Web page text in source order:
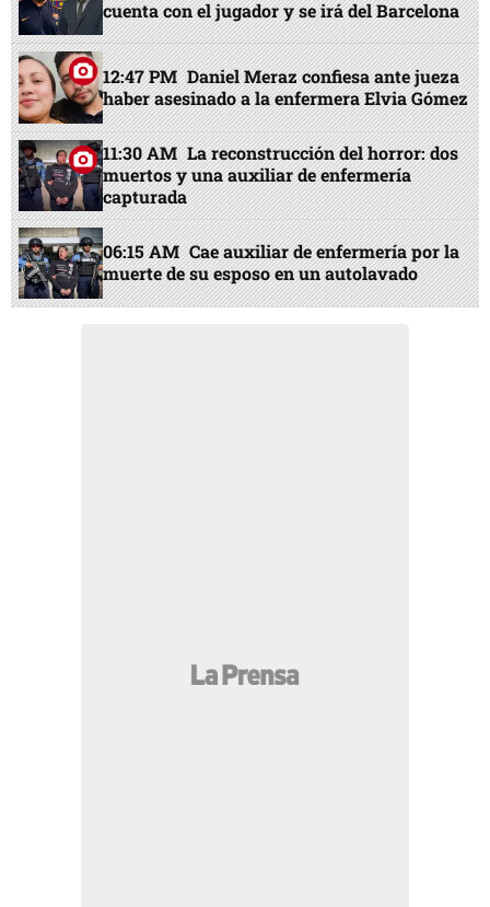
cuenta con el jugador y se irá del Barcelona
12:47 PM Daniel Meraz confiesa ante jueza
haber asesinado a la enfermera Elvia Gómez
11:30 AM La reconstrucción del horror: dos
muertos y una auxiliar de enfermería
capturada
06:15 AM Cae auxiliar de enfermería por la
muerte de su esposo en un autolavado